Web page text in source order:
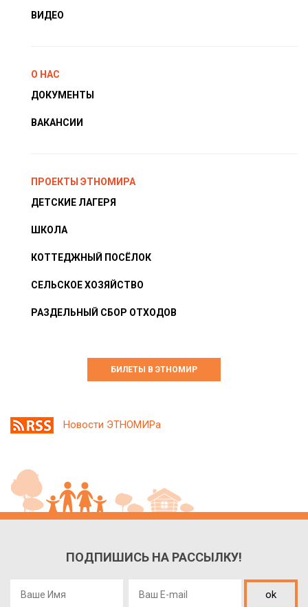
ВИДЕО
О НАС
ДОКУМЕНТЫ
ВАКАНСИИ
ПРОЕКТЫ ЭТНОМИРА
ДЕТСКИЕ ЛАГЕРЯ
ШКОЛА
КОТТЕДЖНЫЙ ПОСЁЛОК
СЕЛЬСКОЕ ХОЗЯЙСТВО
РАЗДЕЛЬНЫЙ СБОР ОТХОДОВ
БИЛЕТЫ В ЭТНОМИР
Новости ЭТНОМИРа
ПОДПИШИСЬ НА РАССЫЛКУ!
ok